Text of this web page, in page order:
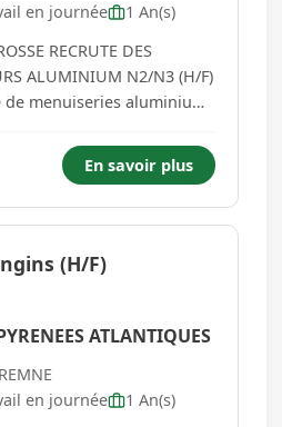
en journée
1 An(s)
RECRUTE DES
ALUMINIUM N2/N3 (H/F)
de menuiseries aluminium
forme grâce à ton
offre est faite pour toi !
En savoir plus
(H/F)
ATLANTIQUES
en journée
1 An(s)